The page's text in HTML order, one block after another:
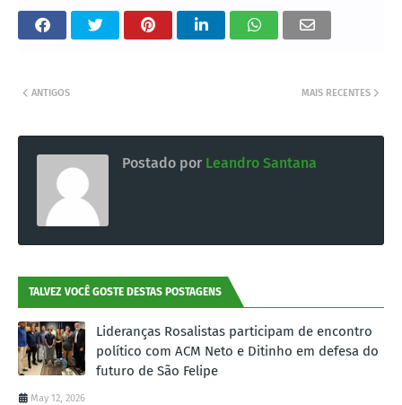
MAIS RECENTES
ANTIGOS
Postado por Leandro Santana
TALVEZ VOCÊ GOSTE DESTAS POSTAGENS
Lideranças Rosalistas participam de encontro
político com ACM Neto e Ditinho em defesa do
futuro de São Felipe
May 12, 2026